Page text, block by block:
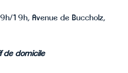
19h, Avenue de Buccholz,
de domicile